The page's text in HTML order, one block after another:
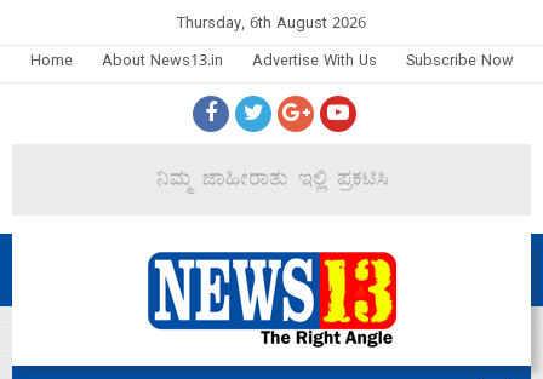
Thursday, 6th August 2026
Home
About News13.in Advertise With Us Subscribe Now